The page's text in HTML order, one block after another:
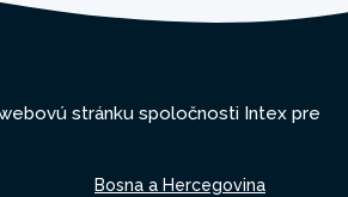
stránku spoločnosti Intex pre
Bosna a Hercegovina